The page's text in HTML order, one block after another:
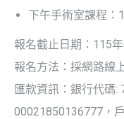
下午手術室課程：
報名截止日期：115
報名方法：採網路線
匯款資訊：銀行代碼:
00021850136777，